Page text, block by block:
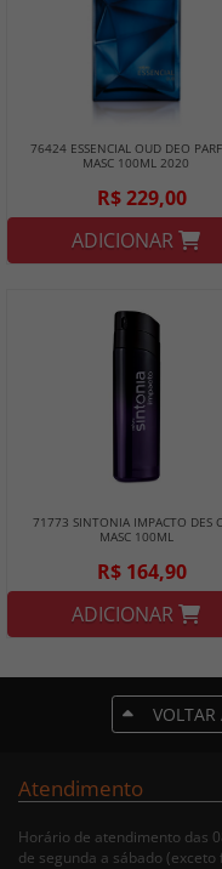
76424 ESSENCIAL OUD DEO
MASC 100ML 2020
R$ 229,00
ADICIONAR
71773 SINTONIA IMPACTO DES
MASC 100ML
R$ 164,90
ADICIONAR
VOLTAR
Atendimento
Horário de atendimento das
de segunda a sábado (exceto